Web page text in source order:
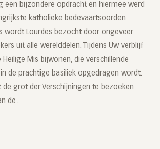
een bijzondere opdracht en hiermee werd
katholieke bedevaartsoorden
wordt Lourdes bezocht door ongeveer
uit alle werelddelen. Tijdens Uw verblijf
Mis bijwonen, die verschillende
de prachtige basiliek opgedragen wordt.
de grot der Verschijningen te bezoeken
de...